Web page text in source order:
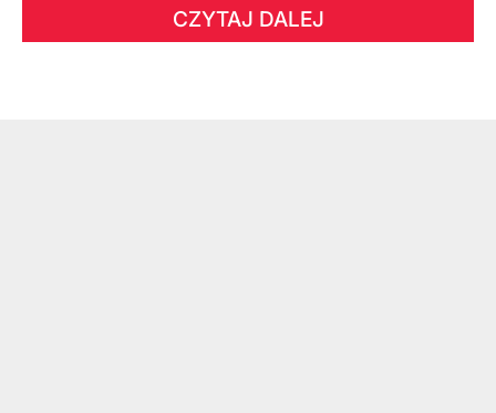
CZYTAJ DALEJ